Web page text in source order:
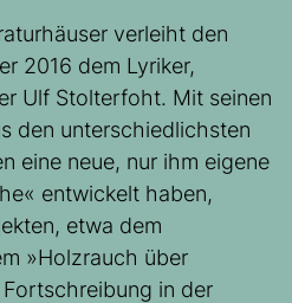
verleiht den
2016 dem Lyriker,
Ulf Stolterfoht. Mit seinen
den unterschiedlichsten
eine neue, nur ihm eigene
entwickelt haben,
etwa dem
»Holzrauch über
in der